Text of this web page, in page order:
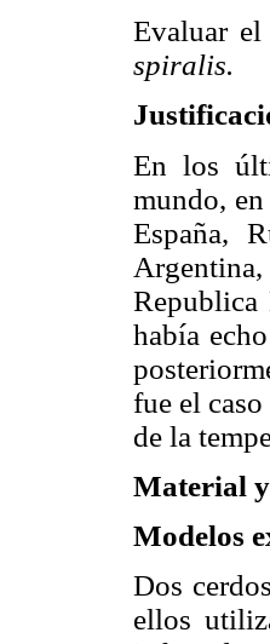
Evaluar
spiralis.
En los
mundo,
España,
Republica
había
fue el
de la
Material
Modelos
Dos
ellos